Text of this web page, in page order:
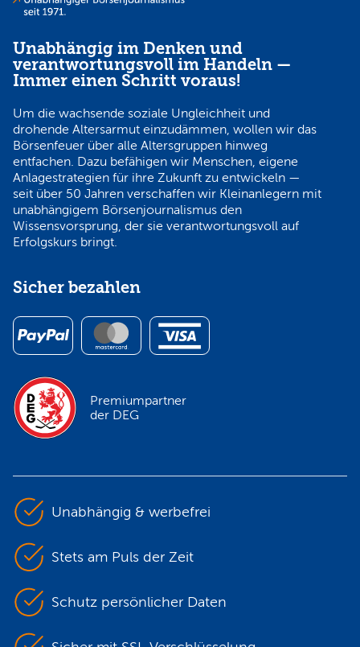
Unabhängig im Denken und
verantwortungsvoll im Handeln —
Immer einen Schritt voraus!
Um die wachsende soziale Ungleichheit und
drohende Altersarmut einzudämmen, wollen wir das
Börsenfeuer über alle Altersgruppen hinweg
entfachen. Dazu befähigen wir Menschen, eigene
Anlagestrategien für ihre Zukunft zu entwickeln —
seit über 50 Jahren verschaffen wir Kleinanlegern mit
unabhängigem Börsenjournalismus den
Wissensvorsprung, der sie verantwortungsvoll auf
Erfolgskurs bringt.
Sicher bezahlen
Premiumpartner
der DEG
Unabhängig & werbefrei
Stets am Puls der Zeit
Schutz persönlicher Daten